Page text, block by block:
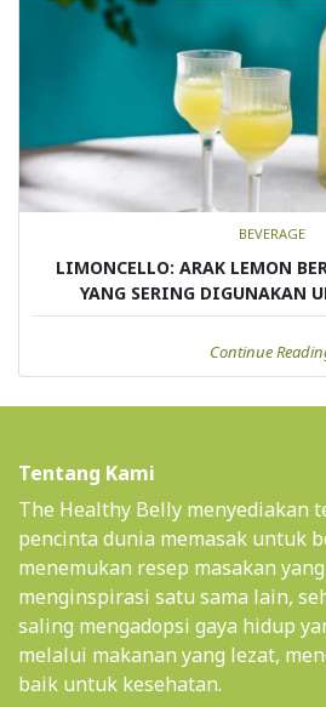
BEVERAGE
LIMONCELLO: ARAK LEMON
YANG SERING DIGUNAKAN
Continue
Tentang Kami
The Healthy Belly menyediakan
pencinta dunia memasak untuk
menemukan resep masakan
menginspirasi satu sama lain,
saling mengadopsi gaya hidup
melalui makanan yang lezat,
baik untuk kesehatan.